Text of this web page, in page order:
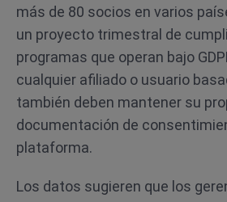
más de 80 socios en varios
un proyecto trimestral de
programas que operan bajo
cualquier afiliado o usuario
también deben mantener su
documentación de
plataforma.
Los datos sugieren que los